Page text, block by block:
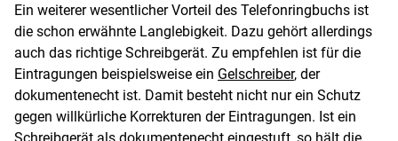
Ein weiterer wesentlicher Vorteil des Telefonringbuchs ist
die schon erwähnte Langlebigkeit. Dazu gehört allerdings
auch das richtige Schreibgerät. Zu empfehlen ist für die
Eintragungen beispielsweise ein Gelschreiber, der
dokumentenecht ist. Damit besteht nicht nur ein Schutz
gegen willkürliche Korrekturen der Eintragungen. Ist ein
Schreibgerät als dokumentenecht eingestuft, so hält die